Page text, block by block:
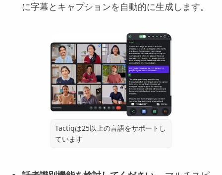
に字幕とキャプションを自動的に生成します。
Tactiqは25以上の言語をサポートし
ています